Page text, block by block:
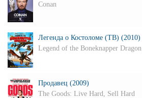
Conan
Легенда о Костоломе (ТВ) (2010)
Legend of the Boneknapper Dragon
Продавец (2009)
The Goods: Live Hard, Sell Hard